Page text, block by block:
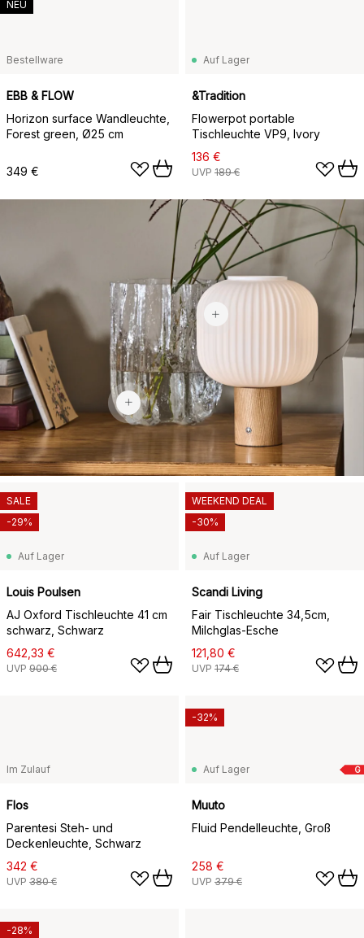
Bestellware
EBB & FLOW
Horizon surface Wandleuchte,
Forest green, Ø25 cm
349 €
NEU
Auf Lager
&Tradition
Flowerpot portable
Tischleuchte VP9, Ivory
136 €
UVP 189 €
82,90 €
225 €
Auf Lager
Louis Poulsen
AJ Oxford Tischleuchte 41 cm
schwarz, Schwarz
642,33 €
UVP 900 €
SALE
-29%
Auf Lager
Scandi Living
Fair Tischleuchte 34,5cm,
Milchglas-Esche
121,80 €
UVP 174 €
WEEKEND DEAL
-30%
Im Zulauf
Flos
Parentesi Steh- und
Deckenleuchte, Schwarz
342 €
UVP 380 €
G
Auf Lager
Muuto
Fluid Pendelleuchte, Groß
258 €
UVP 379 €
-32%
-28%